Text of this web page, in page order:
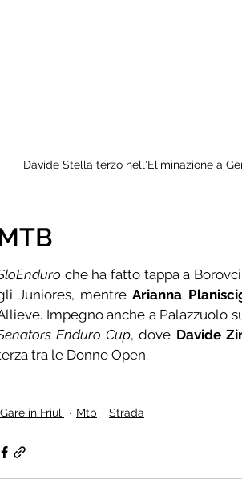
Davide Stella terzo nell'Eliminazione a
che ha fatto tappa a
Juniores, mentre Arianna
Enduro Cup, dove Davide
tra le Donne Open.
Gare in Friuli Mtb Strada